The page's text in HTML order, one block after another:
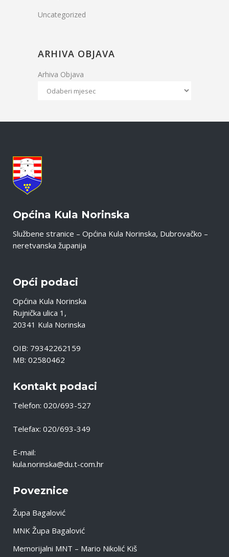
Uncategorized
ARHIVA OBJAVA
Arhiva Objava
Općina Kula Norinska
Službene stranice – Općina Kula Norinska, Dubrovačko –
neretvanska županija
Opći podaci
Općina Kula Norinska
Rujnička ulica 1,
20341 Kula Norinska
OIB: 79342262159
MB: 02580462
Kontakt podaci
Telefon: 020/693-527
Telefax: 020/693-349
E-mail:
kula.norinska@du.t-com.hr
Poveznice
Župa Bagalović
MNK Župa Bagalović
Memorijalni MNT – Mario Nikolić Kiš